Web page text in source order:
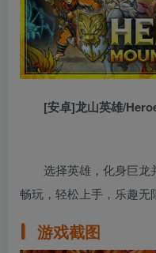
[安卓]龙山英雄/
选择英雄，化身巨龙
畅玩，轻松上手，乐趣无
游戏截图